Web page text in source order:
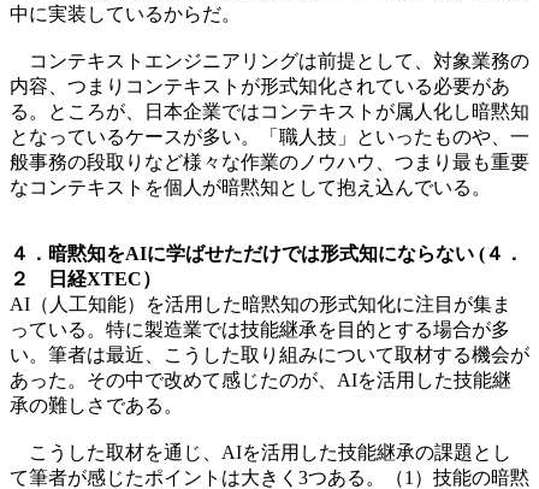
中に実装しているからだ。
コンテキストエンジニアリングは前提として、対象業務の
内容、つまりコンテキストが形式知化されている必要があ
る。ところが、日本企業ではコンテキストが属人化し暗黙知
となっているケースが多い。「職人技」といったものや、一
般事務の段取りなど様々な作業のノウハウ、つまり最も重要
なコンテキストを個人が暗黙知として抱え込んでいる。
４．暗黙知をAIに学ばせただけでは形式知にならない (４．
２ 日経XTEC）
AI（人工知能）を活用した暗黙知の形式知化に注目が集ま
っている。特に製造業では技能継承を目的とする場合が多
い。筆者は最近、こうした取り組みについて取材する機会が
あった。その中で改めて感じたのが、AIを活用した技能継
承の難しさである。
こうした取材を通じ、AIを活用した技能継承の課題とし
て筆者が感じたポイントは大きく3つある。（1）技能の暗黙